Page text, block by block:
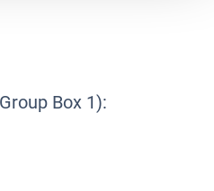
Box 1):